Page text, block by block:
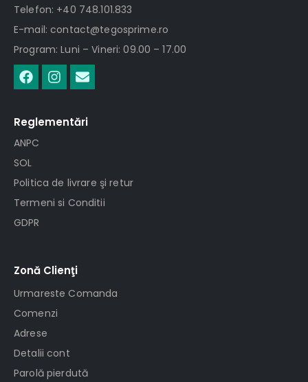
Telefon: +40 748.101.833
E-mail: contact@tegosprime.ro
Program: Luni – Vineri: 09.00 – 17.00
Reglementări
ANPC
SOL
Politica de livrare şi retur
Termeni si Conditii
GDPR
Zonă Clienţi
Urmareste Comanda
Comenzi
Adrese
Detalii cont
Parolă pierdută